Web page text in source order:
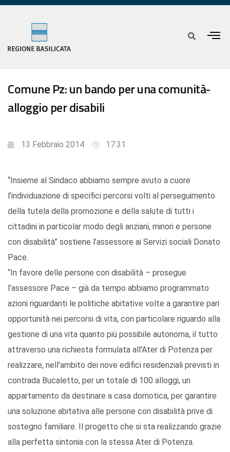
Comune Pz: un bando per una comunità-
alloggio per disabili
13 Febbraio 2014 17:31
“Insieme al Sindaco abbiamo sempre avuto a cuore
l’individuazione di specifici percorsi volti al perseguimento
della tutela della promozione e della salute di tutti i
cittadini in particolar modo degli anziani, minori e persone
con disabilità” sostiene l’assessore ai Servizi sociali Donato
Pace.
“In favore delle persone con disabilità – prosegue
l’assessore Pace – già da tempo abbiamo programmato
azioni riguardanti le politiche abitative volte a garantire pari
opportunità nei percorsi di vita, con particolare riguardo alla
gestione di una vita quanto più possibile autonoma, il tutto
attraverso una richiesta formulata all'Ater di Potenza per
realizzare, nell'ambito dei nove edifici residenziali previsti in
contrada Bucaletto, per un totale di 100 alloggi, un
appartamento da destinare a casa domotica, per garantire
una soluzione abitativa alle persone con disabilità prive di
sostegno familiare. Il progetto che si sta realizzando grazie
alla perfetta sintonia con la stessa Ater di Potenza.